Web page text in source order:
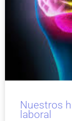
Nuestros
laboral